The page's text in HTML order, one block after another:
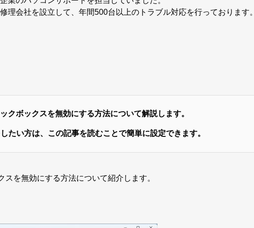
理会社を設立して、年間500台以上のトラブル対応を行っております。
クボックスを無効にする方法について解説します。
たい方は、この記事を読むことで簡単に設定できます。
を無効にする方法について紹介します。